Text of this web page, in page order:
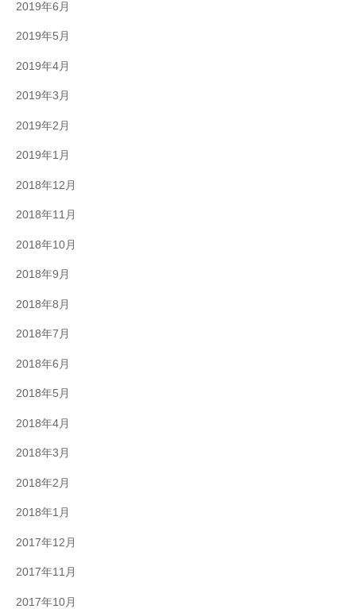
2019年6月
2019年5月
2019年4月
2019年3月
2019年2月
2019年1月
2018年12月
2018年11月
2018年10月
2018年9月
2018年8月
2018年7月
2018年6月
2018年5月
2018年4月
2018年3月
2018年2月
2018年1月
2017年12月
2017年11月
2017年10月